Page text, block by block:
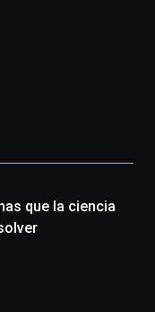
que la ciencia